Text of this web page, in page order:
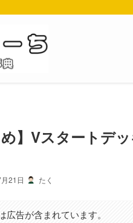
め】Vスタートデ
21日 たく
告が含まれています。